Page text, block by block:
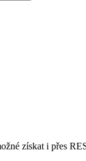
získat i přes